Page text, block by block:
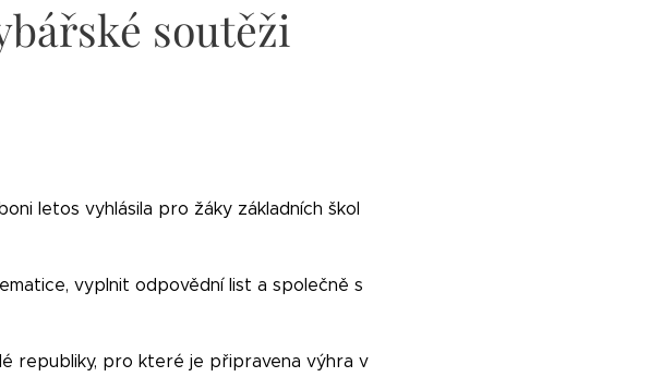
soutěži
letos vyhlásila pro žáky základních škol
vyplnit odpovědní list a společně s
republiky, pro které je připravena výhra v